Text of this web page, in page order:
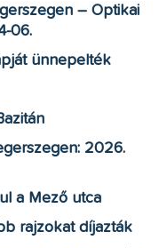
– Optikai
06.
ünnepelték
2026.
a Mező utca
rajzokat díjazták